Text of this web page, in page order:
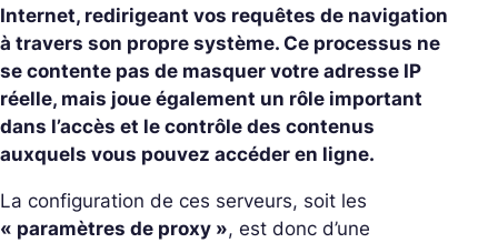
Internet, redirigeant vos requêtes de navigation
à travers son propre système. Ce processus ne
se contente pas de masquer votre adresse IP
réelle, mais joue également un rôle important
dans l’accès et le contrôle des contenus
auxquels vous pouvez accéder en ligne.
La configuration de ces serveurs, soit les
« paramètres de proxy », est donc d’une